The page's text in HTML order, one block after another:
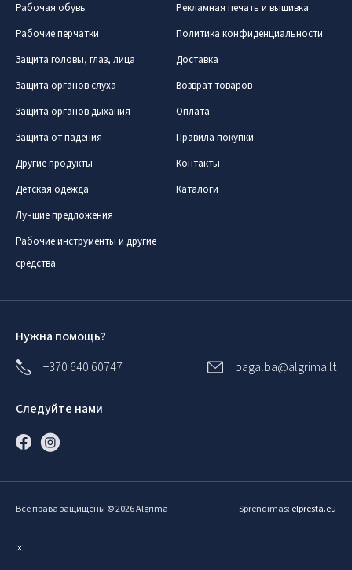
Рабочая обувь
Рабочие перчатки
Защита головы, глаз, лица
Защита органов слуха
Защита органов дыхания
Защита от падения
Другие продукты
Детская одежда
Лучшие предложения
Рабочие инструменты и другие
средства
Рекламная печать и вышивка
Политика конфиденциальности
Доставка
Возврат товаров
Оплата
Правила покупки
Контакты
Каталоги
Нужна помощь?
+370 640 60747
pagalba@algrima.lt
Следуйте нами
Все права защищены © 2026 Algrima Sprendimas: elpresta.eu